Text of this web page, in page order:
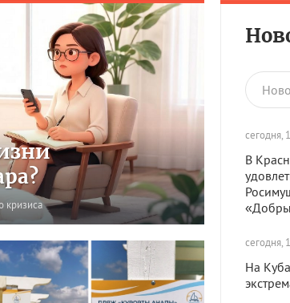
сегодня,
В
сегодня,
На
кризиса